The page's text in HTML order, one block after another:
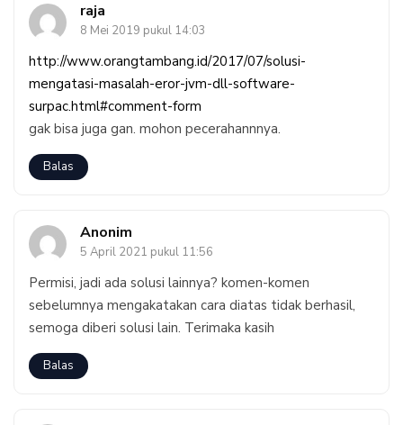
raja
8 Mei 2019 pukul 14:03
http://www.orangtambang.id/2017/07/solusi-
mengatasi-masalah-eror-jvm-dll-software-
surpac.html#comment-form
gak bisa juga gan. mohon pecerahannnya.
Balas
Anonim
5 April 2021 pukul 11:56
Permisi, jadi ada solusi lainnya? komen-komen
sebelumnya mengakatakan cara diatas tidak berhasil,
semoga diberi solusi lain. Terimaka kasih
Balas